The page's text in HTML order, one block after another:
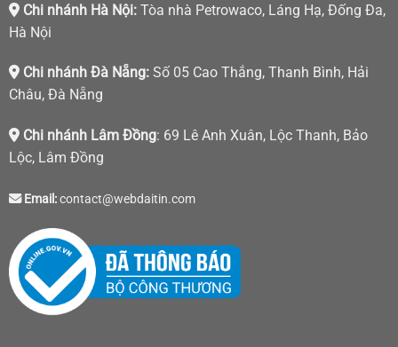
Chi nhánh Hà Nội:Tòa nhà Petrowaco, Láng Hạ, Đống Đa,
Hà Nội
Chi nhánh Đà Nẵng:Số 05 Cao Thắng, Thanh Bình, Hải
Châu, Đà Nẵng
Chi nhánh Lâm Đồng: 69 Lê Anh Xuân, Lộc Thanh, Bảo
Lộc, Lâm Đồng
Email:contact@webdaitin.com